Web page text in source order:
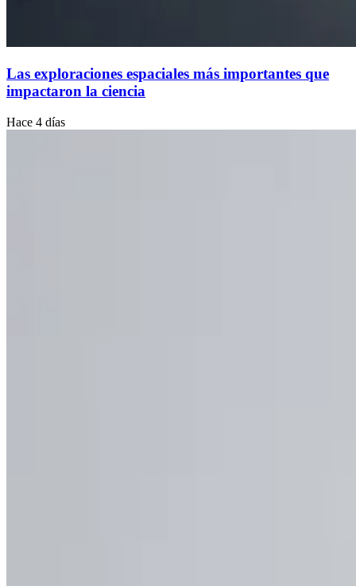
Las exploraciones espaciales más importantes que
impactaron la ciencia
Hace 4 días